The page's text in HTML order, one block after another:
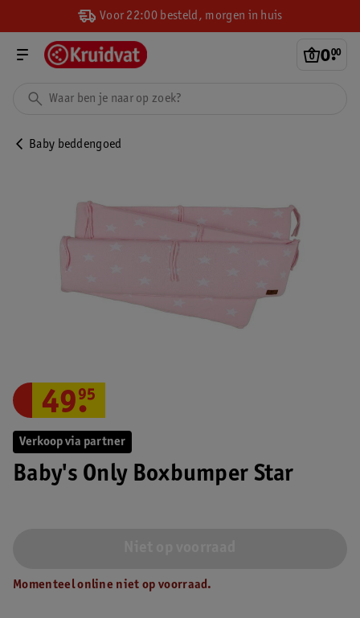
Voor 22:00 besteld, morgen in huis
0.
00
Baby beddengoed
Verkoop via partner
Baby's Only Boxbumper Star
49.
95
Momenteel online niet op voorraad.